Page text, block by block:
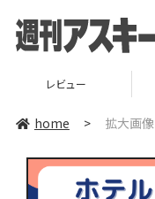
レビュー
home > 拡大画像